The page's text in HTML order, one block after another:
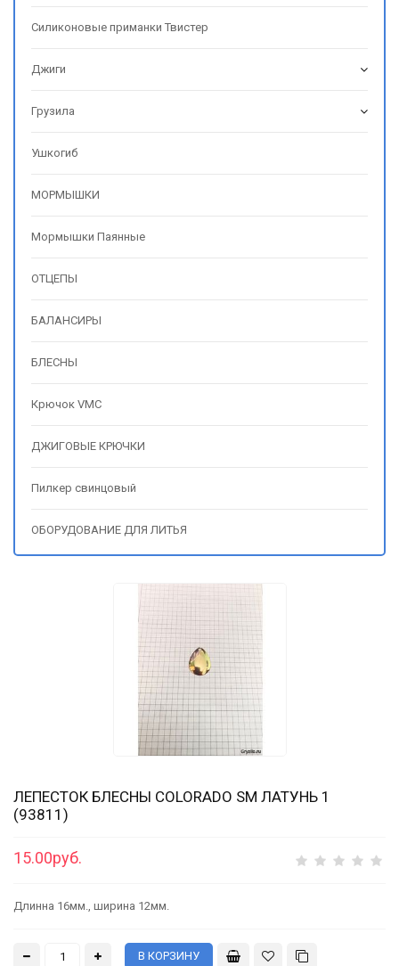
Силиконовые приманки Твистер
Джиги
Грузила
Ушкогиб
МОРМЫШКИ
Мормышки Паянные
ОТЦЕПЫ
БАЛАНСИРЫ
БЛЕСНЫ
Крючок VMC
ДЖИГОВЫЕ КРЮЧКИ
Пилкер свинцовый
ОБОРУДОВАНИЕ ДЛЯ ЛИТЬЯ
ЛЕПЕСТОК БЛЕСНЫ COLORADO SM ЛАТУНЬ 1
(93811)
15.00руб.
Длинна 16мм., ширина 12мм.